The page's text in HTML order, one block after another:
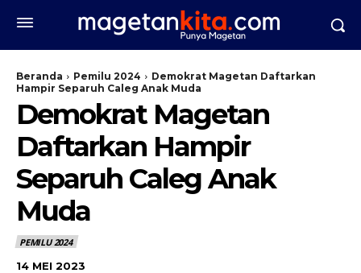
Beranda Pemilu 2024
Demokrat Magetan Daftarkan
Hampir Separuh Caleg Anak Muda
Demokrat Magetan
Daftarkan Hampir
Separuh Caleg Anak
Muda
PEMILU 2024
14 MEI 2023